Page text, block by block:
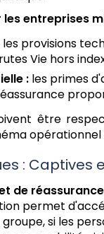
entreprises
les provisions
Vie hors
: les primes
être
: Captives
de
permet
si les